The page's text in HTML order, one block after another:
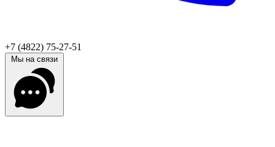
+7 (4822) 75-27-51
Мы на связи